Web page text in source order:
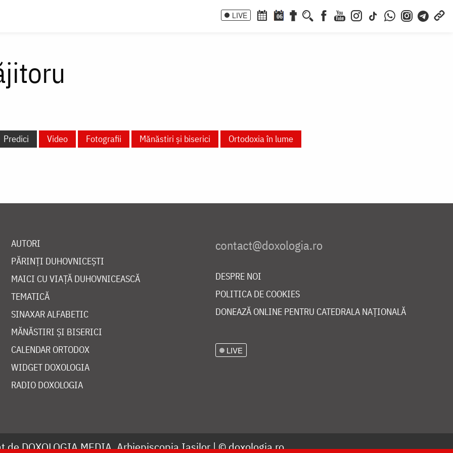
LIVE 06
Predici Video Fotografii Mănăstiri și biserici Ortodoxia în lume
AUTORI
PĂRINȚI DUHOVNICEȘTI
MAICI CU VIAȚĂ DUHOVNICEASCĂ
TEMATICĂ
SINAXAR ALFABETIC
MĂNĂSTIRI ȘI BISERICI
CALENDAR ORTODOX
WIDGET DOXOLOGIA
RADIO DOXOLOGIA
DESPRE NOI
POLITICA DE COOKIES
DONEAZĂ ONLINE PENTRU CATEDRALA NAȚIONALĂ
LIVE
deDOXOLOGIA MEDIA, Arhiepiscopia Iașilor | ©doxologia.ro